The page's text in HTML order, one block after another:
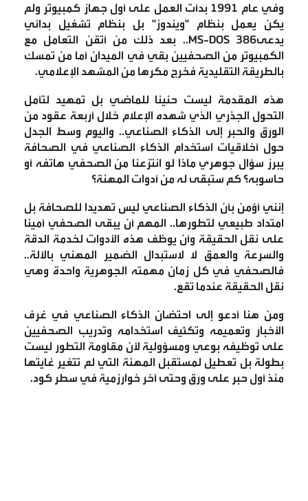
وفي عام 1991 بدأت العمل على أول جهاز كمبيوتر ولم
يكن يعمل بنظام "ويندوز" بل بنظام تشغيل بدائي
يدعىMS-DOS 386..
بعد ذلك من أتقن التعامل مع
الكمبيوتر من الصحفيين بقي في الميدان أما من تمسك
بالطريقة التقليدية فخرج مكرها من المشهد الإعلامي.
هذه المقدمة ليست حنينا للماضي بل تمهيد لتأمل
التحول الجذري الذي شهده الإعلام خلال أربعة عقود من
الورق والحبر إلى الذكاء الصناعي.. واليوم وسط الجدل
حول أخلاقيات استخدام الذكاء الصناعي في الصحافة
يبرز سؤال جوهري ماذا لو انتزعنا من الصحفي هاتفه أو
حاسوبه؟ كم ستبقى له من أدوات المهنة؟
إنني أؤمن بأن الذكاء الصناعي ليس تهديدا للصحافة بل
امتداد طبيعي لتطورها.. المهم أن يبقى الصحفي أمينا
على نقل الحقيقة وأن يوظف هذه الأدوات لخدمة الدقة
والسرعة والعمق لا لاستبدال الضمير المهني بالآلة..
فالصحفي في كل زمان مهمته الجوهرية واحدة وهي
نقل الحقيقة عندما تقع.
ومن هنا أدعو إلى احتضان الذكاء الصناعي في غرف
الأخبار وتعميمه وتكثيف استخدامه وتدريب الصحفيين
على توظيفه بوعي ومسؤولية لأن مقاومة التطور ليست
بطولة بل تعطيل لمستقبل المهنة التي لم تتغير غايتها
منذ أول حبر على ورق وحتى آخر خوارزمية في سطر كود.